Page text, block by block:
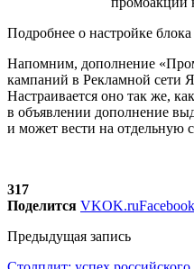
Подробнее о настройке
Напомним, дополнение
кампаний в Рекламной сети
Настраивается оно так же,
в объявлении дополнение
и может вести на отдельную
317
Поделится VKOK.ruFacebook
Предыдущая запись